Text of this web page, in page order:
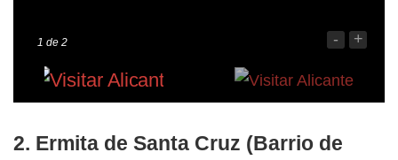
1 de 2 - +
2. Ermita de Santa Cruz (Barrio de